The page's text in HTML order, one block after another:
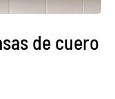
de cuero